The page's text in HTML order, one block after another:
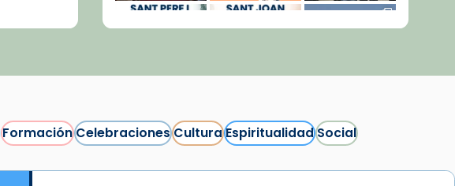
FormaciónCelebracionesCulturaEspiritualidadSocial